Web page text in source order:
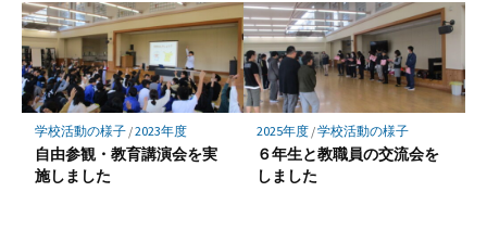
学校活動の様子/2023年度
自由参観・教育講演会を実
施しました
2025年度/学校活動の様子
６年生と教職員の交流会を
しました